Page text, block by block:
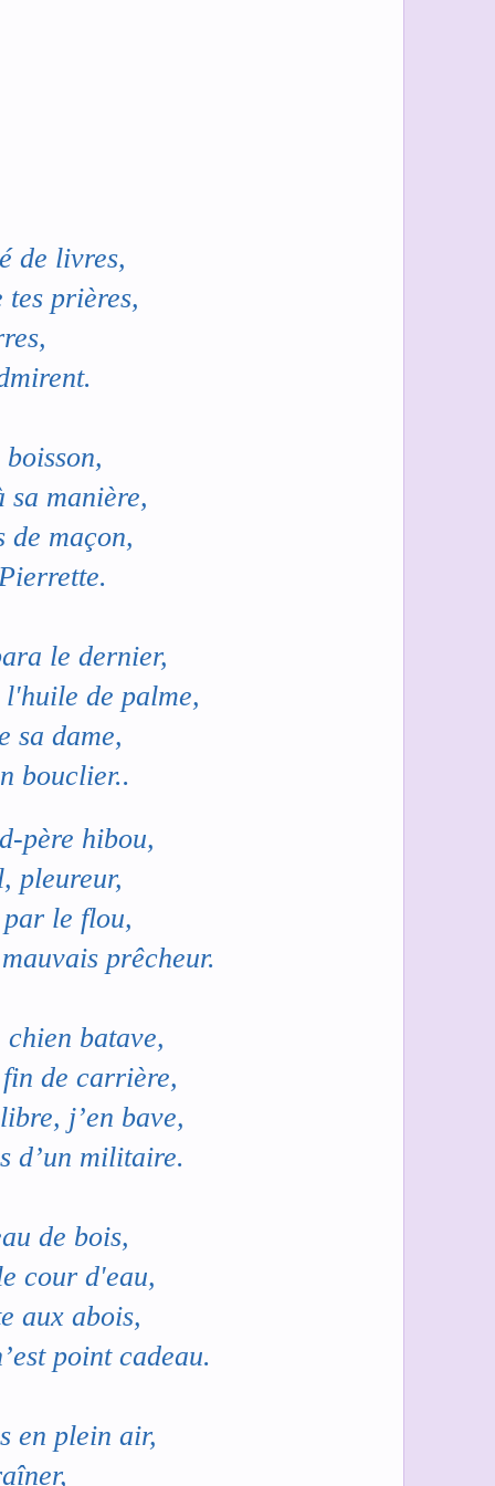
de livres,
tes prières,
sa manière,
de maçon,
le dernier,
de palme,
sa dame,
bouclier..
père hibou,
pleureur,
le flou,
prêcheur.
batave,
de carrière,
j’en bave,
d’un militaire.
de bois,
cour d'eau,
aux abois,
point cadeau.
en plein air,